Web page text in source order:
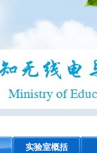
实验室概括